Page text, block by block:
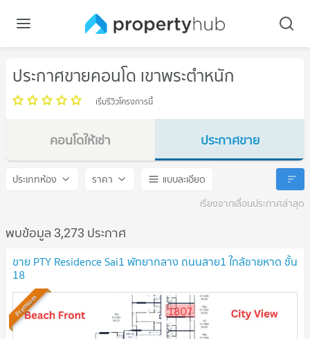
ประกาศขายคอนโด เขาพระตำหนัก
เริ่มรีวิวโครงการนี้
คอนโดให้เช่า
เขาพระตำหนัก
ประกาศขาย
ประเภทห้อง ราคา
แบบละเอียด
เรียงจากเลื่อนประกาศล่าสุด
พบข้อมูล 3,273 ประกาศ
ขาย PTY Residence Sai1 พัทยากลาง ถนนสาย1 ใกล้ชายหาด ชั้น
18
Premium